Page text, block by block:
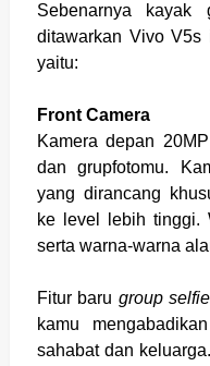
Sebenarnya kayak
ditawarkan Vivo V5s
yaitu:
Front Camera
Kamera depan
dan grupfotomu.
yang dirancang
ke level lebih tinggi.
serta warna-warna
Fitur baru group selfie
kamu
sahabat dan